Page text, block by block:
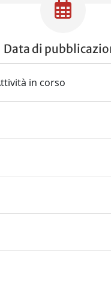
Data di
in corso